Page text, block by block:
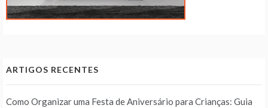
ARTIGOS RECENTES
Como Organizar uma Festa de Aniversário para Crianças: Guia